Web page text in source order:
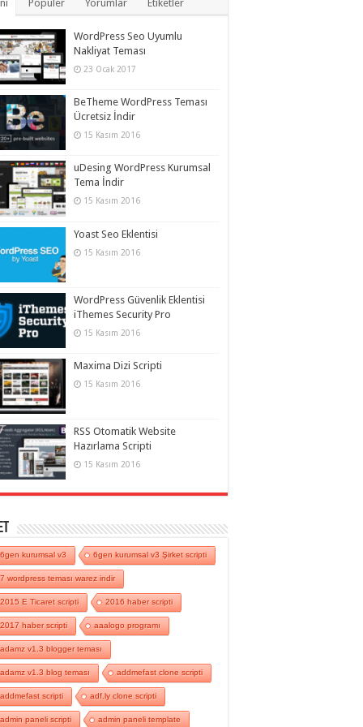
Popüler Yorumlar Etiketler
WordPress Seo Uyumlu
Nakliyat Teması
23 Ocak 2017
BeTheme WordPress Teması
Ücretsiz İndir
15 Kasım 2016
uDesing WordPress Kurumsal
Tema İndir
15 Kasım 2016
Yoast Seo Eklentisi
15 Kasım 2016
WordPress Güvenlik Eklentisi
iThemes Security Pro
15 Kasım 2016
Maxima Dizi Scripti
15 Kasım 2016
RSS Otomatik Website
Hazırlama Scripti
15 Kasım 2016
6gen kurumsal v3 6gen kurumsal v3 Şirket scripti
7 wordpress teması warez indir
2015 E Ticaret scripti 2016 haber scripti
2017 haber scripti aaalogo programı
adamz v1.3 blogger teması
adamz v1.3 blog teması addmefast clone scripti
addmefast scripti adf.ly clone scripti
admin paneli scripti admin paneli template